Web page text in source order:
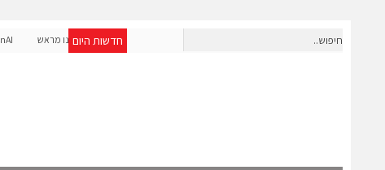
חדשות היום
חברת IAIG גייסה 6 מיליון דולר להקמת חברות תוכנה שנבנו מראש